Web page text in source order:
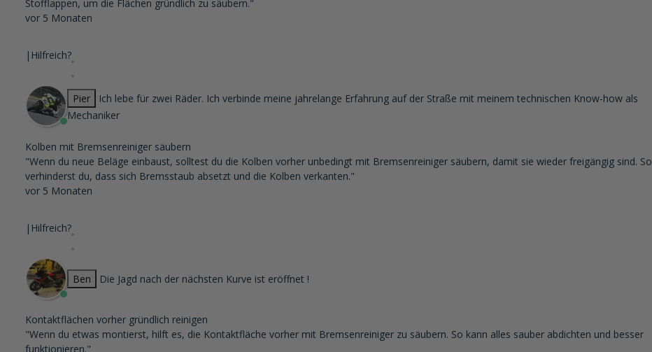
Stofflappen, um die Flächen gründlich zu säubern."
vor 5 Monaten
| Hilfreich?
Pier
Ich lebe für zwei Räder. Ich verbinde meine jahrelange Erfahrung auf der Straße mit meinem technischen Know-how als
Mechaniker
Kolben mit Bremsenreiniger säubern
"Wenn du neue Beläge einbaust, solltest du die Kolben vorher unbedingt mit Bremsenreiniger säubern, damit sie wieder freigängig sind. So
verhinderst du, dass sich Bremsstaub absetzt und die Kolben verkanten."
vor 5 Monaten
| Hilfreich?
Ben Die Jagd nach der nächsten Kurve ist eröffnet !
Kontaktflächen vorher gründlich reinigen
"Wenn du etwas montierst, hilft es, die Kontaktfläche vorher mit Bremsenreiniger zu säubern. So kann alles sauber abdichten und besser
funktionieren."